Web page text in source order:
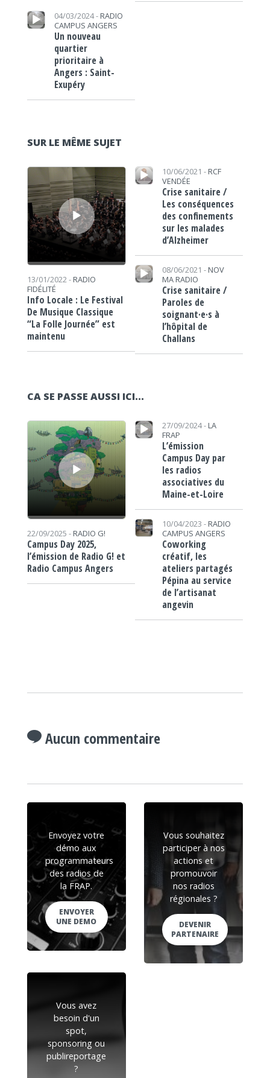
Lecteur audio 04/03/2024 - RADIO
CAMPUS ANGERS
Un nouveau
quartier
prioritaire à
Angers : Saint-
Exupéry
SUR LE MÊME SUJET
Lecteur audio
13/01/2022 - RADIO
FIDÉLITÉ
Info Locale : Le Festival
De Musique Classique
“La Folle Journée” est
maintenu
Lecteur audio 10/06/2021 - RCF
VENDÉE
Crise sanitaire /
Les conséquences
des confinements
sur les malades
d’Alzheimer
Lecteur audio
08/06/2021 - NOV
MA RADIO
Crise sanitaire /
Paroles de
soignant·e·s à
l’hôpital de
Challans
CA SE PASSE AUSSI ICI...
Lecteur audio
22/09/2025 - RADIO G!
Campus Day 2025,
l’émission de Radio G! et
Radio Campus Angers
Lecteur audio 27/09/2024 - LA
FRAP
L’émission
Campus Day par
les radios
associatives du
Maine-et-Loire
10/04/2023 - RADIO
CAMPUS ANGERS
Coworking
créatif, les
ateliers partagés
Pépina au service
de l’artisanat
angevin
Aucun commentaire
Envoyez votre
démo aux
programmateurs
des radios de
la FRAP.
ENVOYER
UNE DEMO
Vous souhaitez
participer à nos
actions et
promouvoir
nos radios
régionales ?
DEVENIR
PARTENAIRE
Vous avez
besoin d'un
spot,
sponsoring ou
publireportage
?